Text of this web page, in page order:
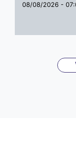
08/08/2026 -